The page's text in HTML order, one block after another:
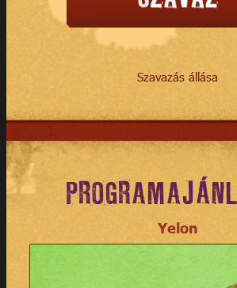
Szavazás állása
Yelon